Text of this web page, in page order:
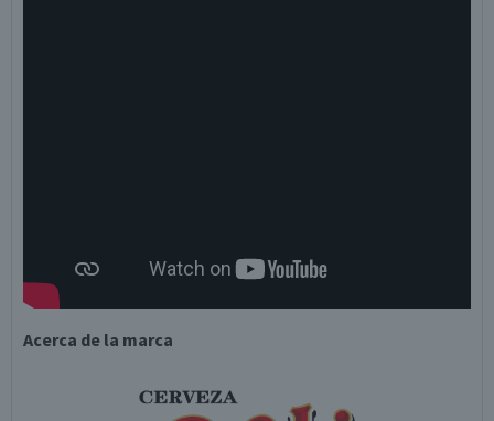
Acerca de la marca